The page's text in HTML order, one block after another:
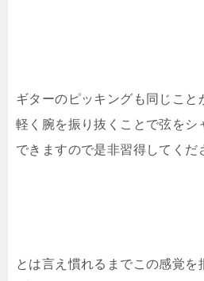
ギターのピッキングも同じこと
軽く腕を振り抜くことで弦をシ
できますので是非習得してくだ
とは言え慣れるまでこの感覚を